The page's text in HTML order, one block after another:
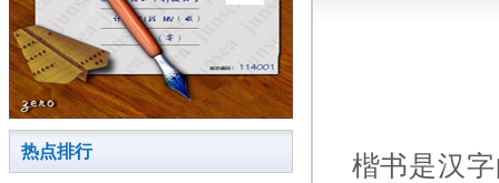
热点排行
楷书是汉